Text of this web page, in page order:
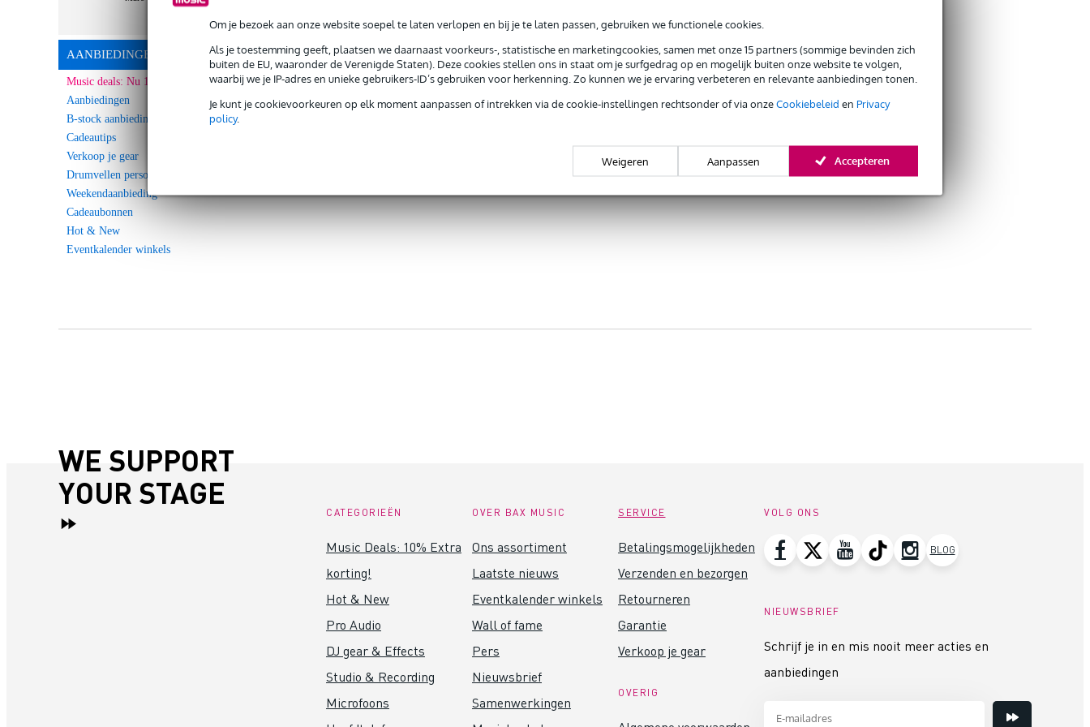
Om je bezoek aan onze website soepel te laten verlopen en bij je te laten passen, gebruiken we functionele cookies.
Als je toestemming geeft, plaatsen we daarnaast voorkeurs-, statistische en marketingcookies, samen met onze 15 partners (sommige bevinden zich
buiten de EU, waaronder de Verenigde Staten). Deze cookies stellen ons in staat om je surfgedrag op en mogelijk buiten onze website te volgen,
waarbij we je IP-adres en unieke gebruikers-ID’s gebruiken voor herkenning. Zo kunnen we je ervaring verbeteren en relevante aanbiedingen tonen.
Je kunt je cookievoorkeuren op elk moment aanpassen of intrekken via de cookie-instellingen rechtsonder of via onzeCookiebeleid en Privacy
policy.
Weigeren Aanpassen Accepteren
AANBIEDINGEN
Music deals: Nu 10% Extra korting!
Aanbiedingen
B-stock aanbiedingen
Cadeautips
Verkoop je gear
Drumvellen personaliseren
Weekendaanbieding
Cadeaubonnen
Hot & New
Eventkalender winkels
WE SUPPORT
YOUR STAGE
CATEGORIEËN
Music Deals: 10% Extra
korting!
Hot & New
Pro Audio
DJ gear & Effects
Studio & Recording
Microfoons
OVER BAX MUSIC
Ons assortiment
Laatste nieuws
Eventkalender winkels
Wall of fame
Pers
Nieuwsbrief
Samenwerkingen
SERVICE
Betalingsmogelijkheden
Verzenden en bezorgen
Retourneren
Garantie
Verkoop je gear
OVERIG
VOLG ONS
BLOG
NIEUWSBRIEF
Schrijf je in en mis nooit meer acties en
aanbiedingen